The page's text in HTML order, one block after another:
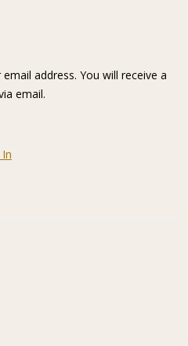
address. You will receive a
email.